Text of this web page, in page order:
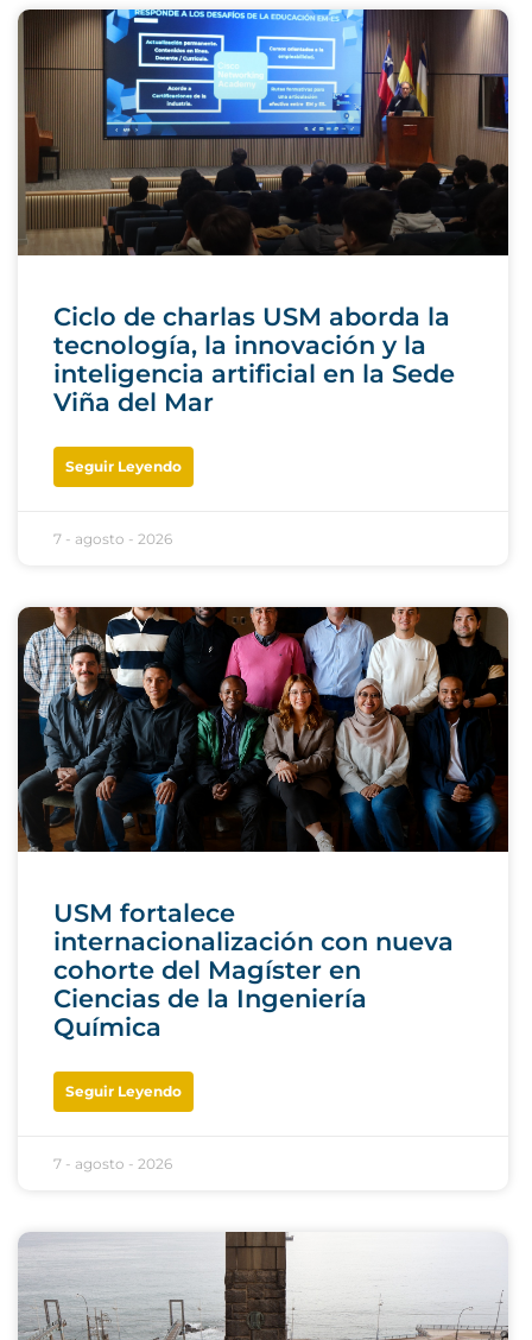
Ciclo de charlas USM aborda la
tecnología, la innovación y la
inteligencia artificial en la Sede
Viña del Mar
Seguir Leyendo
7 - agosto - 2026
USM fortalece
internacionalización con nueva
cohorte del Magíster en
Ciencias de la Ingeniería
Química
Seguir Leyendo
7 - agosto - 2026